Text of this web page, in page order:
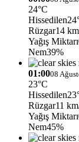
24°C
Hissedilen
Rüzgar14
Yağış Miktarı
Nem39%
01:0008
23°C
Hissedilen
Rüzgar11
Yağış Miktarı
Nem45%